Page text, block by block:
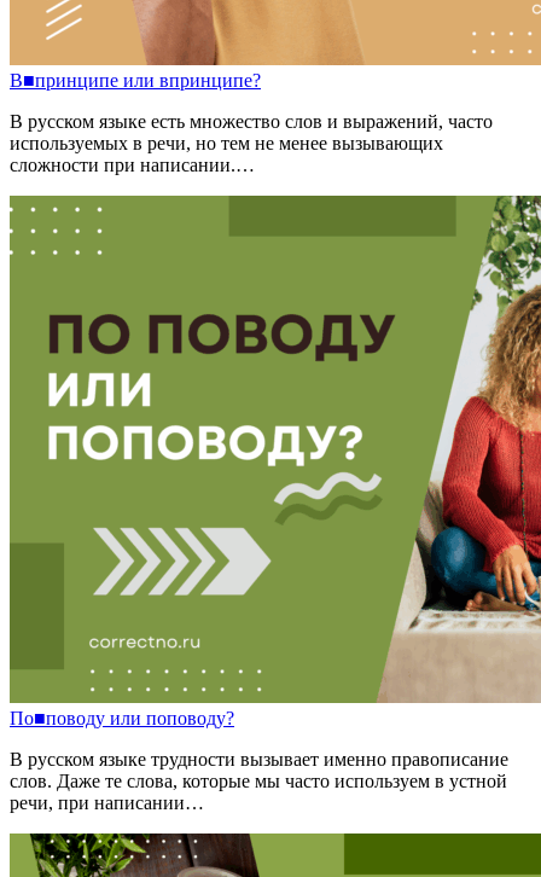
В■принципе или впринципе?
В русском языке есть множество слов и выражений, часто
используемых в речи, но тем не менее вызывающих
сложности при написании.…
По■поводу или поповоду?
В русском языке трудности вызывает именно правописание
слов. Даже те слова, которые мы часто используем в устной
речи, при написании…